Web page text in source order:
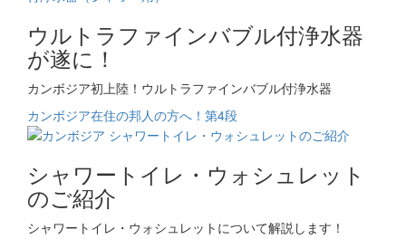
ウルトラファインバブル付浄水器
が遂に！
カンボジア初上陸！ウルトラファインバブル付浄水器
カンボジア在住の邦人の方へ！第4段
シャワートイレ・ウォシュレット
のご紹介
シャワートイレ・ウォシュレットについて解説します！